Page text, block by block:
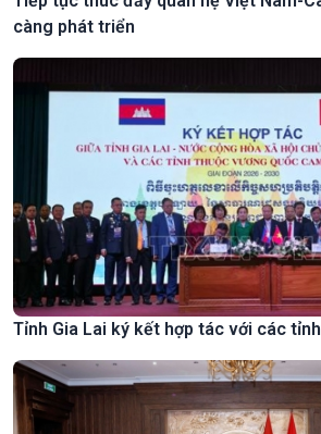
càng phát triển
Tỉnh Gia Lai ký kết hợp tác với các